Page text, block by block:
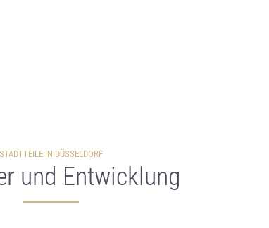
STADTTEILE IN DÜSSELDORF
und Entwicklung